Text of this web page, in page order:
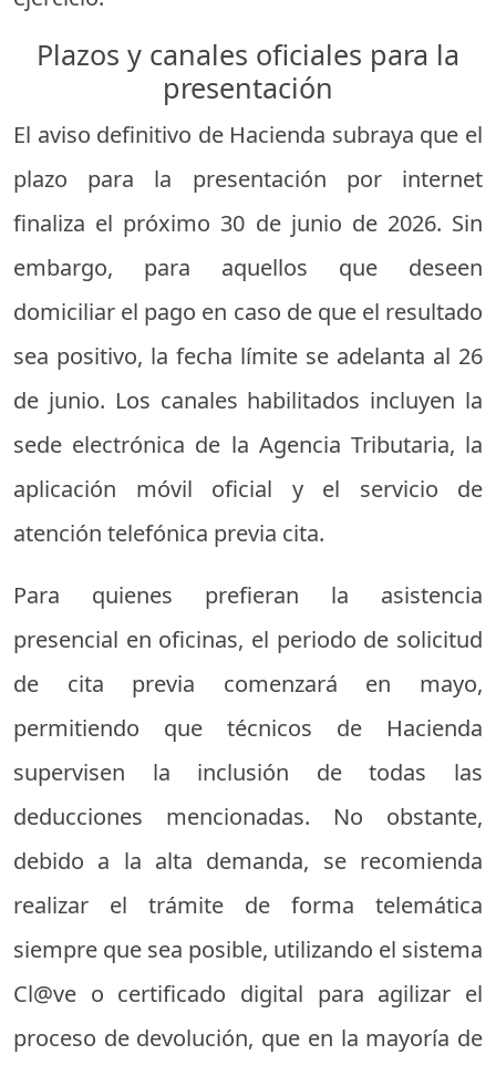
Plazos y canales oficiales para la
presentación
El aviso definitivo de Hacienda subraya que el
plazo para la presentación por internet
finaliza el próximo 30 de junio de 2026. Sin
embargo, para aquellos que deseen
domiciliar el pago en caso de que el resultado
sea positivo, la fecha límite se adelanta al 26
de junio. Los canales habilitados incluyen la
sede electrónica de la Agencia Tributaria, la
aplicación móvil oficial y el servicio de
atención telefónica previa cita.
Para quienes prefieran la asistencia
presencial en oficinas, el periodo de solicitud
de cita previa comenzará en mayo,
permitiendo que técnicos de Hacienda
supervisen la inclusión de todas las
deducciones mencionadas. No obstante,
debido a la alta demanda, se recomienda
realizar el trámite de forma telemática
siempre que sea posible, utilizando el sistema
Cl@ve o certificado digital para agilizar el
proceso de devolución, que en la mayoría de